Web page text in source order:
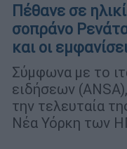
Πέθανε σε
σοπράνο
και οι
Σύμφωνα με το
ειδήσεων
την τελευταία
Νέα Υόρκη των